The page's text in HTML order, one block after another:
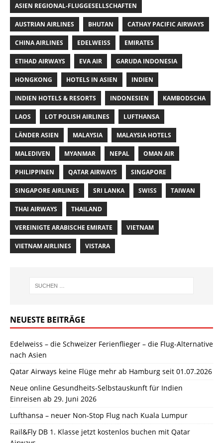
ASIEN REGIONAL-FLUGGESELLSCHAFTEN
AUSTRIAN AIRLINES BHUTAN CATHAY PACIFIC AIRWAYS
CHINA AIRLINES EDELWEISS EMIRATES
ETIHAD AIRWAYS EVA AIR GARUDA INDONESIA
HONGKONG HOTELS IN ASIEN INDIEN
INDIEN HOTELS & RESORTS INDONESIEN KAMBODSCHA
LAOS LOT POLISH AIRLINES LUFTHANSA
LÄNDER ASIEN MALAYSIA MALAYSIA HOTELS
MALEDIVEN MYANMAR NEPAL OMAN AIR
PHILIPPINEN QATAR AIRWAYS SINGAPORE
SINGAPORE AIRLINES SRI LANKA SWISS TAIWAN
THAI AIRWAYS THAILAND
VEREINIGTE ARABISCHE EMIRATE VIETNAM
VIETNAM AIRLINES VISTARA
NEUESTE BEITRÄGE
Edelweiss – die Schweizer Ferienflieger – die Flug-Alternative
nach Asien
Qatar Airways keine Flüge mehr ab Hamburg seit 01.07.2026
Neue online Gesundheits-Selbstauskunft für Indien
Einreisen ab 29. Juni 2026
Lufthansa – neuer Non-Stop Flug nach Kuala Lumpur
Rail&Fly DB 1. Klasse jetzt kostenlos buchen mit Qatar